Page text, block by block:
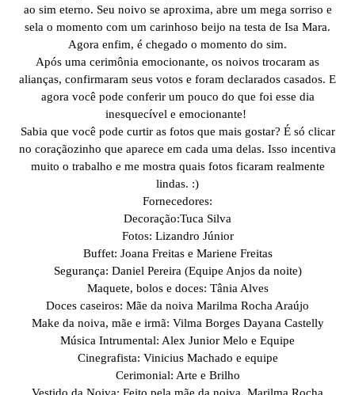
ao sim eterno. Seu noivo se aproxima, abre um mega sorriso e
sela o momento com um carinhoso beijo na testa de Isa Mara.
Agora enfim, é chegado o momento do sim.
Após uma cerimônia emocionante, os noivos trocaram as
alianças, confirmaram seus votos e foram declarados casados. E
agora você pode conferir um pouco do que foi esse dia
inesquecível e emocionante!
Sabia que você pode curtir as fotos que mais gostar? É só clicar
no coraçãozinho que aparece em cada uma delas. Isso incentiva
muito o trabalho e me mostra quais fotos ficaram realmente
lindas. :)
Fornecedores:
Decoração:Tuca Silva
Fotos: Lizandro Júnior
Buffet: Joana Freitas e Mariene Freitas
Segurança: Daniel Pereira (Equipe Anjos da noite)
Maquete, bolos e doces: Tânia Alves
Doces caseiros: Mãe da noiva Marilma Rocha Araújo
Make da noiva, mãe e irmã: Vilma Borges Dayana Castelly
Música Intrumental: Alex Junior Melo e Equipe
Cinegrafista: Vinicius Machado e equipe
Cerimonial: Arte e Brilho
Vestido da Noiva: Feito pela mãe da noiva, Marilma Rocha